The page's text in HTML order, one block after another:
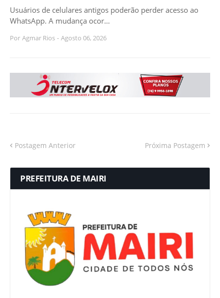
Usuários de celulares antigos poderão perder acesso ao
WhatsApp. A mudança ocor…
Por Agmar Rios - Agosto 06, 2026
Postagem Anterior Próxima Postagem
PREFEITURA DE MAIRI